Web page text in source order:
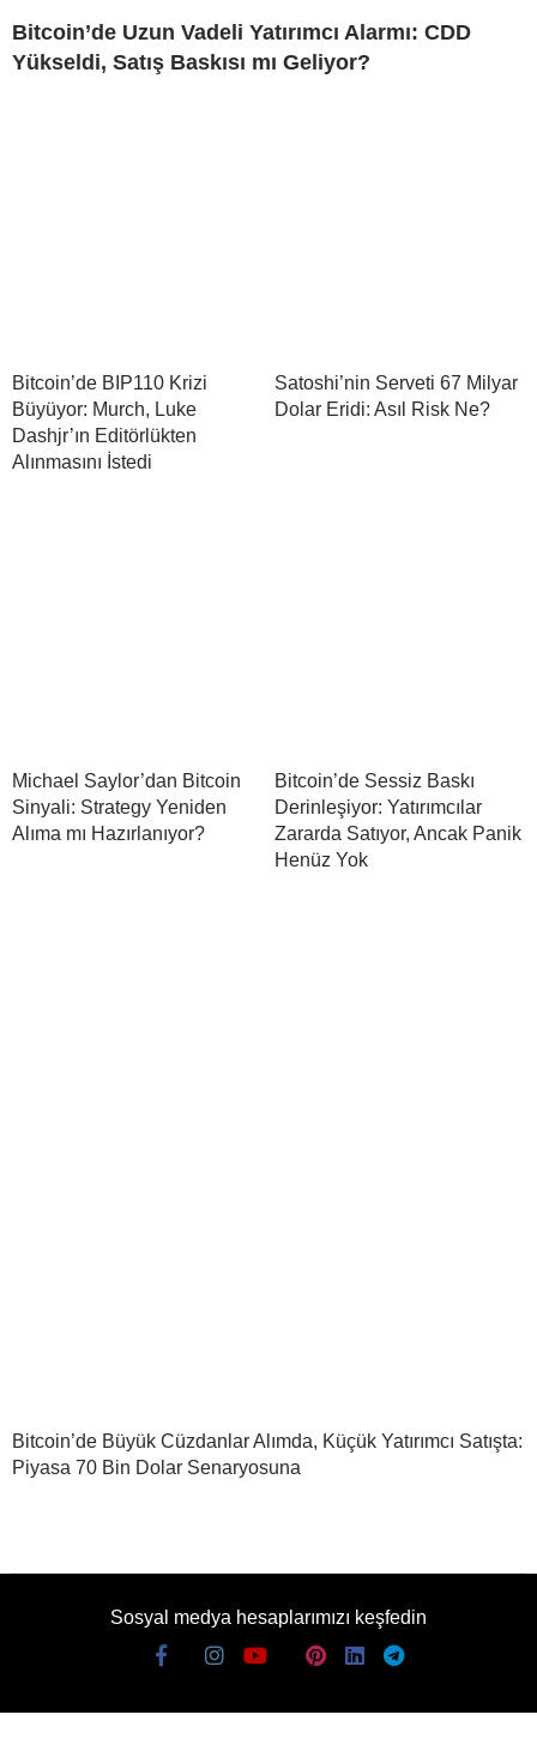
Bitcoin’de Uzun Vadeli Yatırımcı Alarmı: CDD
Yükseldi, Satış Baskısı mı Geliyor?
Bitcoin’de BIP110 Krizi
Büyüyor: Murch, Luke
Dashjr’ın Editörlükten
Alınmasını İstedi
Satoshi’nin Serveti 67 Milyar
Dolar Eridi: Asıl Risk Ne?
Michael Saylor’dan Bitcoin
Sinyali: Strategy Yeniden
Alıma mı Hazırlanıyor?
Bitcoin’de Sessiz Baskı
Derinleşiyor: Yatırımcılar
Zararda Satıyor, Ancak Panik
Henüz Yok
Bitcoin’de Büyük Cüzdanlar Alımda, Küçük Yatırımcı Satışta:
Piyasa 70 Bin Dolar Senaryosuna
Sosyal medya hesaplarımızı keşfedin